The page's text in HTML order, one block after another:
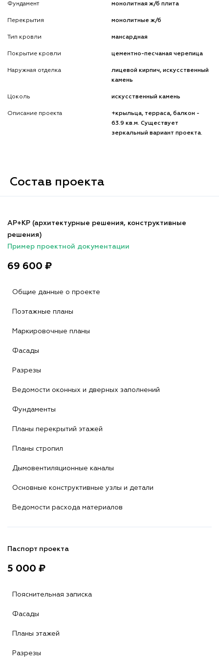
Фундамент монолитная ж/б плита
Перекрытия монолитные ж/б
Тип кровли мансардная
Покрытие кровли цементно-песчаная черепица
Наружная отделка
лицевой кирпич, искусственный
камень
Цоколь искусственный камень
Описание проекта
+крыльца, терраса, балкон -
63.9 кв.м. Существует
зеркальный вариант проекта.
Состав проекта
АР+КР (архитектурные решения, конструктивные
решения)
Пример проектной документации
69 600 ₽
Общие данные о проекте
Поэтажные планы
Маркировочные планы
Фасады
Разрезы
Ведомости оконных и дверных заполнений
Фундаменты
Планы перекрытий этажей
Планы стропил
Дымовентиляционные каналы
Основные конструктивные узлы и детали
Ведомости расхода материалов
Паспорт проекта
5 000 ₽
Пояснительная записка
Фасады
Планы этажей
Разрезы